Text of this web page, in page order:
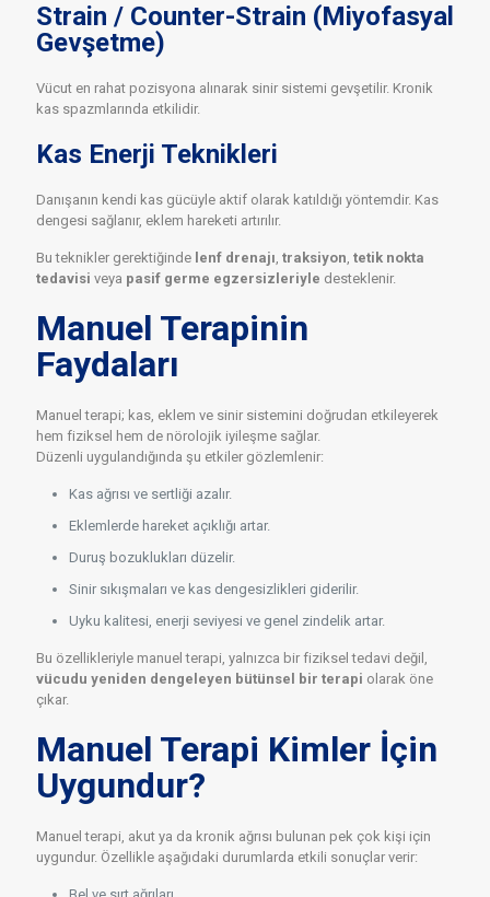
Strain / Counter-Strain (Miyofasyal
Gevşetme)
Vücut en rahat pozisyona alınarak sinir sistemi gevşetilir. Kronik
kas spazmlarında etkilidir.
Kas Enerji Teknikleri
Danışanın kendi kas gücüyle aktif olarak katıldığı yöntemdir. Kas
dengesi sağlanır, eklem hareketi artırılır.
Bu teknikler gerektiğinde lenf drenajı, traksiyon, tetik nokta
tedavisi veya pasif germe egzersizleriyle desteklenir.
Manuel Terapinin
Faydaları
Manuel terapi; kas, eklem ve sinir sistemini doğrudan etkileyerek
hem fiziksel hem de nörolojik iyileşme sağlar.
Düzenli uygulandığında şu etkiler gözlemlenir:
Kas ağrısı ve sertliği azalır.
Eklemlerde hareket açıklığı artar.
Duruş bozuklukları düzelir.
Sinir sıkışmaları ve kas dengesizlikleri giderilir.
Uyku kalitesi, enerji seviyesi ve genel zindelik artar.
Bu özellikleriyle manuel terapi, yalnızca bir fiziksel tedavi değil,
vücudu yeniden dengeleyen bütünsel bir terapi olarak öne
çıkar.
Manuel Terapi Kimler İçin
Uygundur?
Manuel terapi, akut ya da kronik ağrısı bulunan pek çok kişi için
uygundur. Özellikle aşağıdaki durumlarda etkili sonuçlar verir: